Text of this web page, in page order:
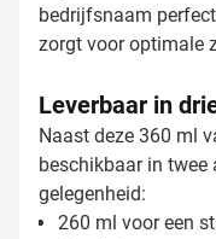
bedrijfsnaam
zorgt voor optimale
Leverbaar in
Naast deze 360 ml
beschikbaar in twee
gelegenheid:
260 ml voor een